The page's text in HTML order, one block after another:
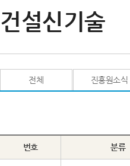
건설신기술
전체 진흥원소식
번호 분류